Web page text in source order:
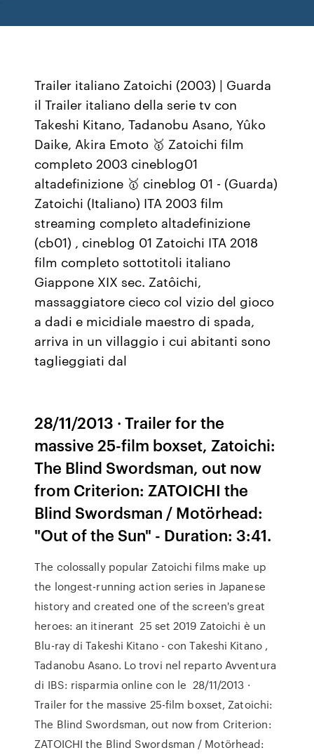
Trailer italiano Zatoichi (2003) | Guarda
il Trailer italiano della serie tv con
Takeshi Kitano, Tadanobu Asano, Yûko
Daike, Akira Emoto 🥇 Zatoichi film
completo 2003 cineblog01
altadefinizione 🥇 cineblog 01 - (Guarda)
Zatoichi (Italiano) ITA 2003 film
streaming completo altadefinizione
(cb01) , cineblog 01 Zatoichi ITA 2018
film completo sottotitoli italiano
Giappone XIX sec. Zatôichi,
massaggiatore cieco col vizio del gioco
a dadi e micidiale maestro di spada,
arriva in un villaggio i cui abitanti sono
taglieggiati dal
28/11/2013 · Trailer for the
massive 25-film boxset, Zatoichi:
The Blind Swordsman, out now
from Criterion: ZATOICHI the
Blind Swordsman / Motörhead:
"Out of the Sun" - Duration: 3:41.
The colossally popular Zatoichi films make up
the longest-running action series in Japanese
history and created one of the screen's great
heroes: an itinerant 25 set 2019 Zatoichi è un
Blu-ray di Takeshi Kitano - con Takeshi Kitano ,
Tadanobu Asano. Lo trovi nel reparto Avventura
di IBS: risparmia online con le 28/11/2013 ·
Trailer for the massive 25-film boxset, Zatoichi:
The Blind Swordsman, out now from Criterion:
ZATOICHI the Blind Swordsman / Motörhead: